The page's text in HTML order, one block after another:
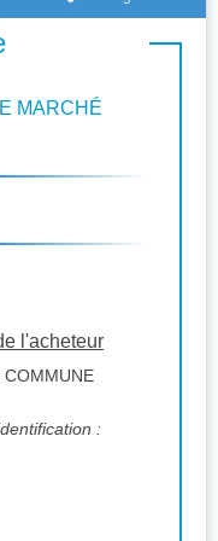
MARCHÉ
l'acheteur
COMMUNE
: